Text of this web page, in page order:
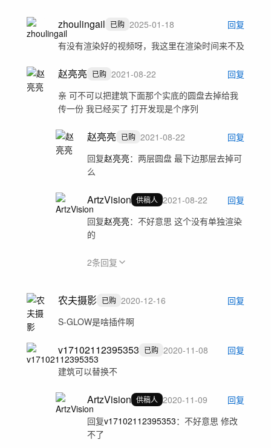
zhoulingail 已购 2025-01-18
回复
有没有渲染好的视频呀，我这里在渲染时间来不及
赵亮亮 已购 2021-08-22
回复
亲 可不可以把建筑下面那个实底的圆盘去掉给我
传一份 我已经买了 打开发现是个序列
赵亮亮 已购 2021-08-22
回复
回复赵亮亮： 两层圆盘 最下边那层去掉可
么
ArtzVision 供稿人 2021-08-22
回复
回复赵亮亮： 不好意思 这个没有单独渲染
的
2条回复
农夫摄影 已购 2020-12-16
回复
S-GLOW是啥插件啊
v17102112395353 已购 2020-11-08
回复
建筑可以替换不
ArtzVision 供稿人 2020-11-09
回复
回复v17102112395353： 不好意思 修改
不了